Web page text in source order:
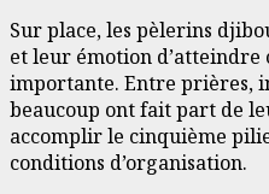
Sur place, les pèlerins
et leur émotion
importante. Entre prières,
beaucoup ont fait part de
accomplir le cinquième
conditions d’organisation.